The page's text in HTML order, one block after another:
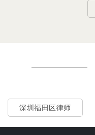
深圳福田区律师